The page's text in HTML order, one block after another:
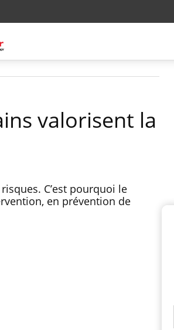
valorisent la
C’est pourquoi le
en prévention de